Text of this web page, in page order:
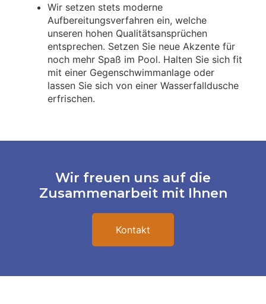
Wir setzen stets moderne
Aufbereitungsverfahren ein, welche
unseren hohen Qualitätsansprüchen
entsprechen. Setzen Sie neue Akzente für
noch mehr Spaß im Pool. Halten Sie sich fit
mit einer Gegenschwimmanlage oder
lassen Sie sich von einer Wasserfalldusche
erfrischen.
Wir freuen uns auf die
Zusammenarbeit mit Ihnen
Kontakt